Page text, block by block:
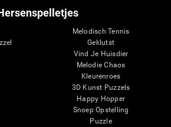
Melodisch Tennis
Geklutst
Vind Je Huisdier
Melodie Chaos
Kleurenroes
3D Kunst Puzzels
Happy Hopper
Snoep Opstelling
Puzzle